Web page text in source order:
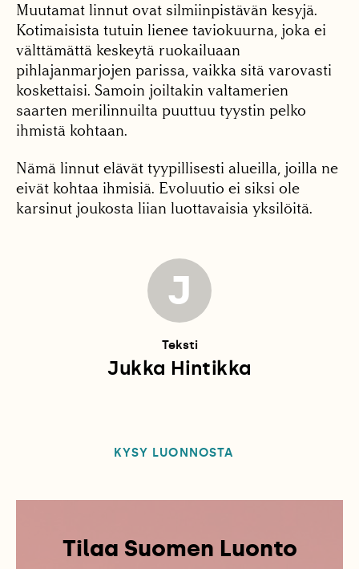
Muutamat linnut ovat silmiinpistävän kesyjä.
Kotimaisista tutuin lienee taviokuurna, joka ei
välttämättä keskeytä ruokailuaan
pihlajanmarjojen parissa, vaikka sitä varovasti
koskettaisi. Samoin joiltakin valtamerien
saarten merilinnuilta puuttuu tyystin pelko
ihmistä kohtaan.
Nämä linnut elävät tyypillisesti alueilla, joilla ne
eivät kohtaa ihmisiä. Evoluutio ei siksi ole
karsinut joukosta liian luottavaisia yksilöitä.
J
Teksti
Jukka Hintikka
KYSY LUONNOSTA
Tilaa Suomen Luonto